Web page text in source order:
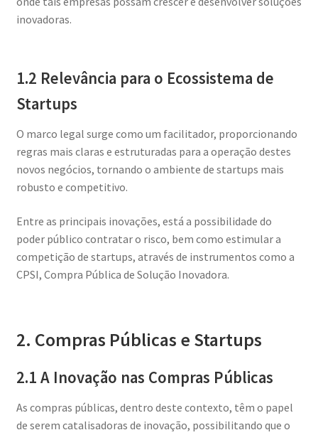
inovadoras.
1.2 Relevância para o Ecossistema de
Startups
O marco legal surge como um facilitador, proporcionando
regras mais claras e estruturadas para a operação destes
novos negócios, tornando o ambiente de startups mais
robusto e competitivo.
Entre as principais inovações, está a possibilidade do
poder público contratar o risco, bem como estimular a
competição de startups, através de instrumentos como a
CPSI, Compra Pública de Solução Inovadora.
2. Compras Públicas e Startups
2.1 A Inovação nas Compras Públicas
As compras públicas, dentro deste contexto, têm o papel
de serem catalisadoras de inovação, possibilitando que o